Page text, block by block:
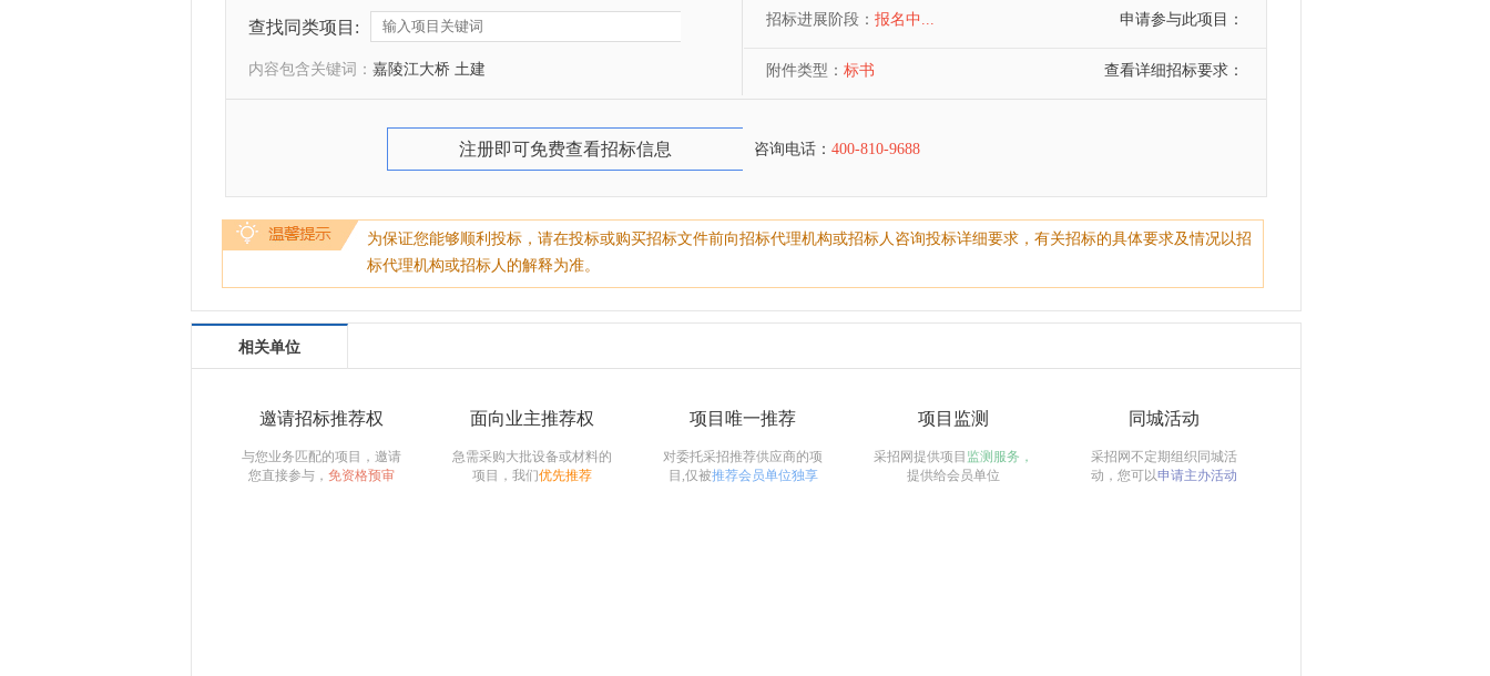
查找同类项目:
内容包含关键词： 嘉陵江大桥 土建
招标进展阶段： 报名中... 申请参与此项目：
附件类型： 标书 查看详细招标要求：
注册即可免费查看招标信息 咨询电话： 400-810-9688
为保证您能够顺利投标，请在投标或购买招标文件前向招标代理机构或招标人咨询投标详细要求，有关招标的具体要求及情况以招
标代理机构或招标人的解释为准。
相关单位
邀请招标推荐权
与您业务匹配的项目，邀请
您直接参与， 免资格预审
面向业主推荐权
急需采购大批设备或材料的
项目，我们优先推荐
项目唯一推荐
对委托采招推荐供应商的项
目,仅被推荐会员单位独享
项目监测
采招网提供项目 监测服务，
提供给会员单位
同城活动
采招网不定期组织同城活
动，您可以申请主办活动